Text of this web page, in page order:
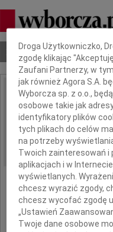
Nekrologi Odeszli
IMIĘ I NAZWISKO:
REGION:
DATA EMISJI:
Dbamy o Twoją
Droga Użytkowniczko,
zgodę klikając
Zaufani Partnerzy, w
jak również Agora S.A.
Wyborcza sp. z o.o.,
osobowe takie jak
identyfikatory plików
tych plikach do celów
na potrzeby
Twoich zainteresowań i
aplikacjach i w
wyświetlanych.
chcesz wyrazić zgody,
chcesz wycofać zgodę
„Ustawień
Twoje dane osobowe